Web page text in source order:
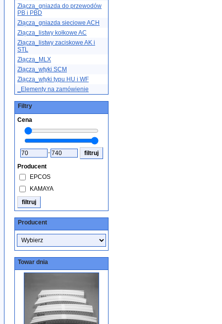
Złącza_gniazda do przewodów
PB i PBD
Złącza_gniazda sieciowe ACH
Złącza_listwy kołkowe AC
Złącza_listwy zaciskowe AK i
STL
Złącza_MLX
Złącza_wtyki SCM
Złącza_wtyki typu HU i WF
_Elementy na zamówienie
Filtry
Cena
-
Producent
EPCOS
KAMAYA
Producent
Towar dnia